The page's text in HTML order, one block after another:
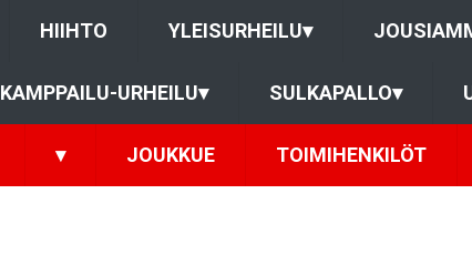
HIIHTO YLEISURHEILU▾
KAMPPAILU-URHEILU▾ SULKAPALLO▾
▾ JOUKKUE TOIMIHENKILÖT